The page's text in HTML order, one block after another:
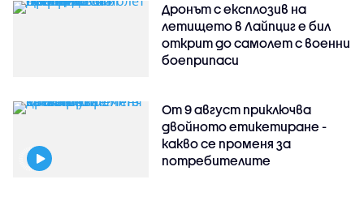
Дронът с експлозив на
летището в Лайпциг е бил
открит до самолет с военни
боеприпаси
От 9 август приключва
двойното етикетиране -
какво се променя за
потребителите